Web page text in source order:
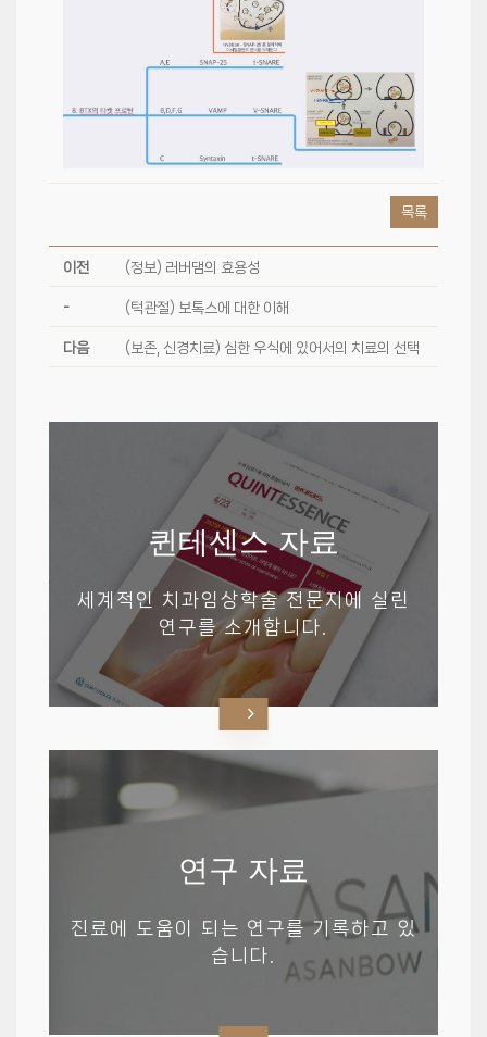
목록
이전 (정보) 러버댐의 효용성
- (턱관절) 보톡스에 대한 이해
다음 (보존, 신경치료) 심한 우식에 있어서의 치료의 선택
퀸테센스 자료
세계적인 치과임상학술 전문지에 실린
연구를 소개합니다.
연구 자료
진료에 도움이 되는 연구를 기록하고 있
습니다.